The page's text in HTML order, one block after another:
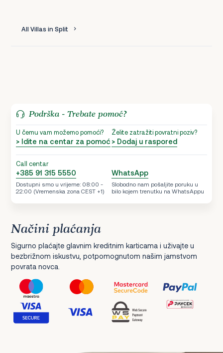
All Villas in Split
Podrška - Trebate pomoć?
U čemu vam možemo pomoći?
> Idite na centar za pomoć
Želite zatražiti povratni poziv?
> Dodaj u raspored
Call centar
+385 91 315 5550
Dostupni smo u vrijeme: 08:00 -
22:00 (Vremenska zona CEST +1)
WhatsApp
Slobodno nam pošaljite poruku u
bilo kojem trenutku na WhatsAppu
Načini plaćanja
Sigurno plaćajte glavnim kreditnim karticama i uživajte u
bezbrižnom iskustvu, potpomognutom našim jamstvom
povrata novca.